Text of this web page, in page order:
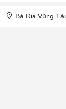
Bà Rịa Vũng